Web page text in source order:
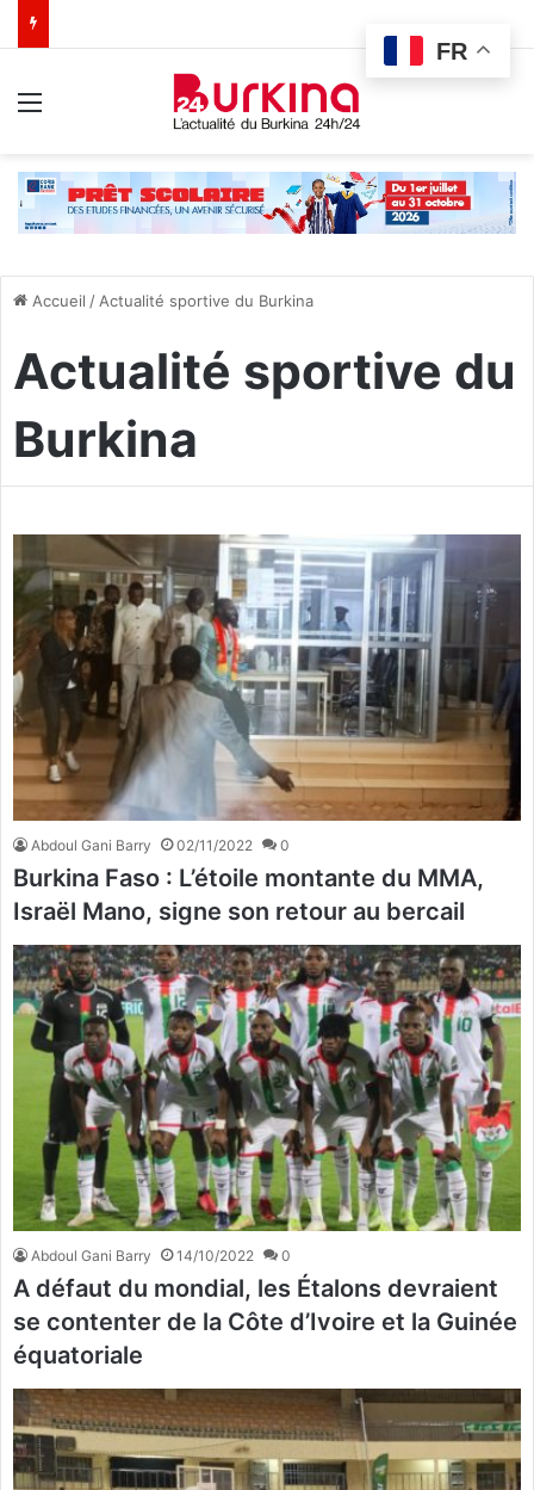
Accueil / Actualité sportive du Burkina
Actualité sportive du
Burkina
Abdoul Gani Barry 02/11/2022 0
Burkina Faso : L’étoile montante du MMA,
Israël Mano, signe son retour au bercail
Abdoul Gani Barry 14/10/2022 0
A défaut du mondial, les Étalons devraient
se contenter de la Côte d’Ivoire et la Guinée
équatoriale
FR